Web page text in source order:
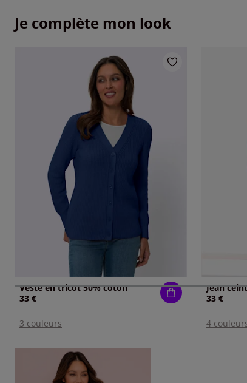
Je complète mon look
Veste en tricot 50% coton
33 €
3 couleurs
Jean
33 €
4